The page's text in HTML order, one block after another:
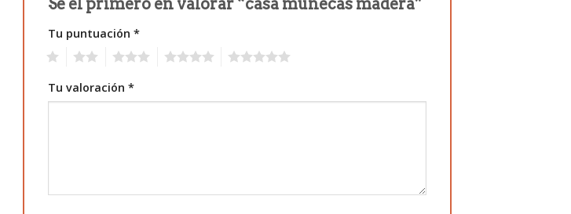
Sé el primero en valorar “casa muñecas madera”
Tu puntuación*
Tu valoración*